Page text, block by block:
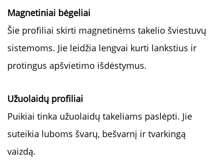
Magnetiniai bėgeliai
Šie profiliai skirti magnetinėms takelio šviestuvų
sistemoms. Jie leidžia lengvai kurti lankstius ir
protingus apšvietimo išdėstymus.
Užuolaidų profiliai
Puikiai tinka užuolaidų takeliams paslėpti. Jie
suteikia luboms švarų, bešvarnį ir tvarkingą
vaizdą.